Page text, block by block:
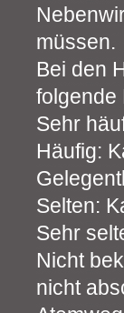
müssen.
Bei den
folgende
Sehr
Häufig:
Selten:
Sehr
Nicht
nicht